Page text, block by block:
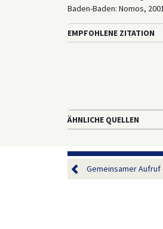
Baden-Baden: Nomos,
EMPFOHLENE ZITATION
ÄHNLICHE QUELLEN
Gemeinsamer Aufruf